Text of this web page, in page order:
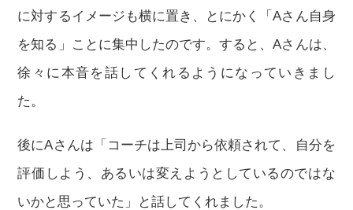
に対するイメージも横に置き、とにかく「Aさん自身
を知る」ことに集中したのです。すると、Aさんは、
徐々に本音を話してくれるようになっていきまし
た。
後にAさんは「コーチは上司から依頼されて、自分を
評価しよう、あるいは変えようとしているのではな
いかと思っていた」と話してくれました。